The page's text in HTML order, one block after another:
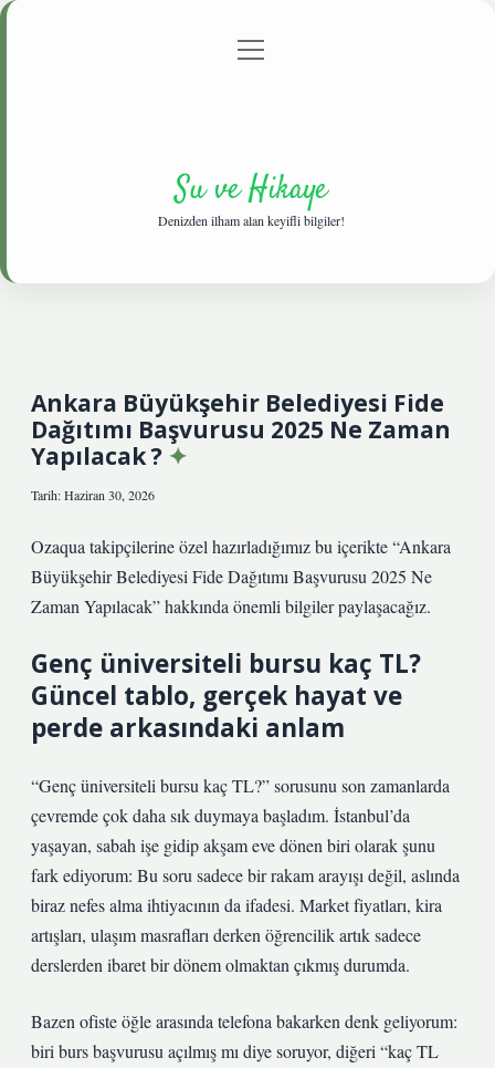
Gizlilik Politikası
menüyü
Su ve Hikaye
Denizden ilham alan keyifli bilgiler!
Ankara Büyükşehir Belediyesi Fide
Dağıtımı Başvurusu 2025 Ne Zaman
Yapılacak ?
Tarih: Haziran 30, 2026
Ozaqua takipçilerine özel hazırladığımız bu içerikte “Ankara
Büyükşehir Belediyesi Fide Dağıtımı Başvurusu 2025 Ne
Zaman Yapılacak” hakkında önemli bilgiler paylaşacağız.
Genç üniversiteli bursu kaç TL?
Güncel tablo, gerçek hayat ve
perde arkasındaki anlam
“Genç üniversiteli bursu kaç TL?” sorusunu son zamanlarda
çevremde çok daha sık duymaya başladım. İstanbul’da
yaşayan, sabah işe gidip akşam eve dönen biri olarak şunu
fark ediyorum: Bu soru sadece bir rakam arayışı değil, aslında
biraz nefes alma ihtiyacının da ifadesi. Market fiyatları, kira
artışları, ulaşım masrafları derken öğrencilik artık sadece
derslerden ibaret bir dönem olmaktan çıkmış durumda.
Bazen ofiste öğle arasında telefona bakarken denk geliyorum:
biri burs başvurusu açılmış mı diye soruyor, diğeri “kaç TL